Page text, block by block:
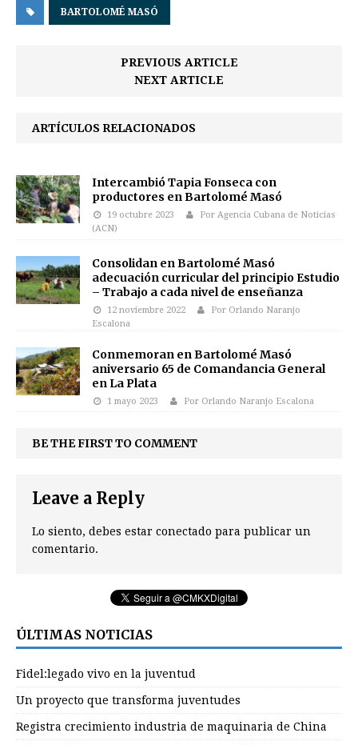
BARTOLOMÉ MASÓ
PREVIOUS ARTICLE
NEXT ARTICLE
ARTÍCULOS RELACIONADOS
Intercambió Tapia Fonseca con
productores en Bartolomé Masó
19 octubre 2023
Por Agencia Cubana de Noticias
(ACN)
Consolidan en Bartolomé Masó
adecuación curricular del principio Estudio
– Trabajo a cada nivel de enseñanza
12 noviembre 2022
Por Orlando Naranjo
Escalona
Conmemoran en Bartolomé Masó
aniversario 65 de Comandancia General
en La Plata
1 mayo 2023 Por Orlando Naranjo Escalona
BE THE FIRST TO COMMENT
Leave a Reply
Lo siento, debes estar conectado para publicar un
comentario.
ÚLTIMAS NOTICIAS
Fidel:legado vivo en la juventud
Un proyecto que transforma juventudes
Registra crecimiento industria de maquinaria de China